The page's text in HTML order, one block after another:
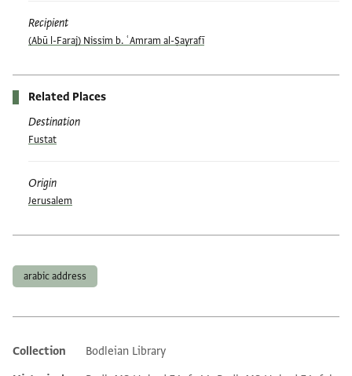
Recipient
(Abū l-Faraj) Nissim b. ʿAmram al-Ṣayrafī
Related Places
Destination
Fustat
Origin
Jerusalem
arabic address
Additional metadata
Collection
Bodleian Library